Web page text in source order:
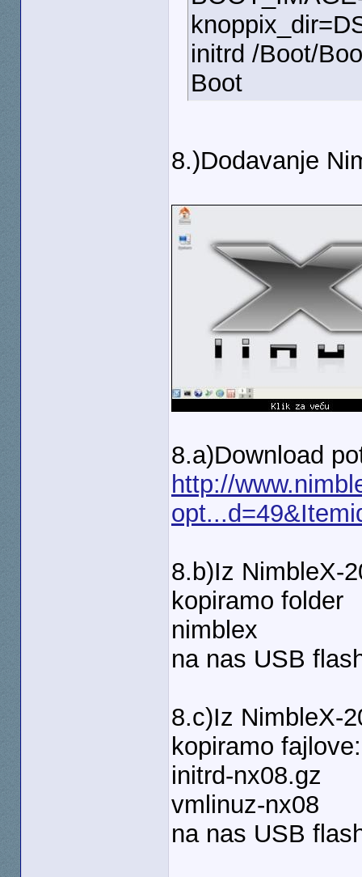
initrd /Boot/
Boot
8.)Dodavanje
8.a)Download
http://
8.b)Iz NimbleX-
kopiramo folder
nimblex
na nas USB
8.c)Iz NimbleX-
kopiramo fajlove:
initrd-nx08.gz
vmlinuz-nx08
na nas USB